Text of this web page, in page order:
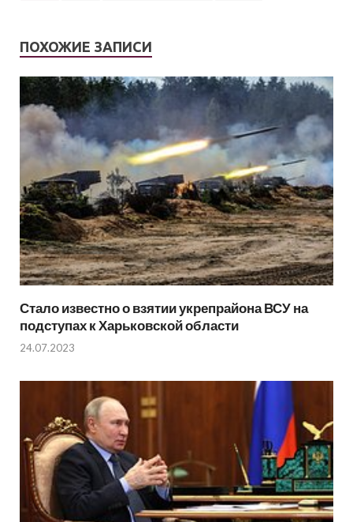
ПОХОЖИЕ ЗАПИСИ
Стало известно о взятии укрепрайона ВСУ на
подступах к Харьковской области
24.07.2023